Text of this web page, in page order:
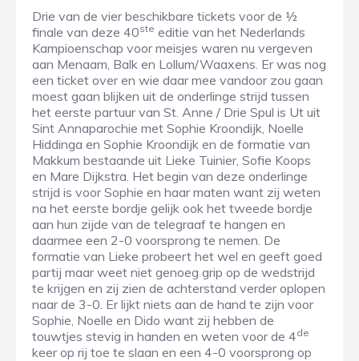
Drie van de vier beschikbare tickets voor de ½
finale van deze 40ste editie van het Nederlands
Kampioenschap voor meisjes waren nu vergeven
aan Menaam, Balk en Lollum/Waaxens. Er was nog
een ticket over en wie daar mee vandoor zou gaan
moest gaan blijken uit de onderlinge strijd tussen
het eerste partuur van St. Anne / Drie Spul is Ut uit
Sint Annaparochie met Sophie Kroondijk, Noelle
Hiddinga en Sophie Kroondijk en de formatie van
Makkum bestaande uit Lieke Tuinier, Sofie Koops
en Mare Dijkstra. Het begin van deze onderlinge
strijd is voor Sophie en haar maten want zij weten
na het eerste bordje gelijk ook het tweede bordje
aan hun zijde van de telegraaf te hangen en
daarmee een 2-0 voorsprong te nemen. De
formatie van Lieke probeert het wel en geeft goed
partij maar weet niet genoeg grip op de wedstrijd
te krijgen en zij zien de achterstand verder oplopen
naar de 3-0. Er lijkt niets aan de hand te zijn voor
Sophie, Noelle en Dido want zij hebben de
touwtjes stevig in handen en weten voor de 4de
keer op rij toe te slaan en een 4-0 voorsprong op